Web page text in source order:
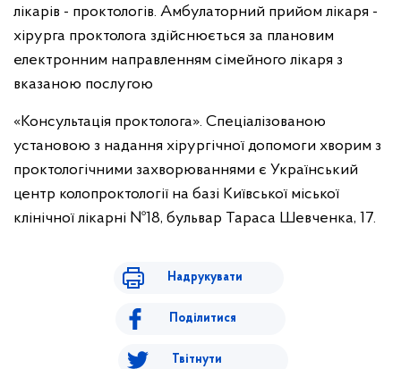
лікарів - проктологів. Амбулаторний прийом лікаря -
хірурга проктолога здійснюється за плановим
електронним направленням сімейного лікаря з
вказаною послугою
«Консультація проктолога». Спеціалізованою
установою з надання хірургічної допомоги хворим з
проктологічними захворюваннями є Український
центр колопроктології на базі Київської міської
клінічної лікарні №18, бульвар Тараса Шевченка, 17.
Надрукувати
Поділитися
Твітнути